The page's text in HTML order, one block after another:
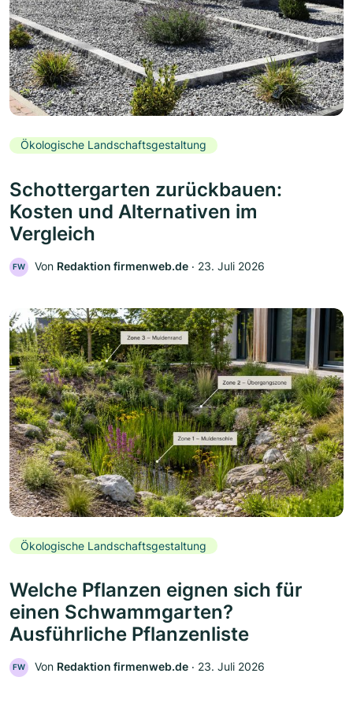
Ökologische Landschaftsgestaltung
Schottergarten zurückbauen:
Kosten und Alternativen im
Vergleich
FW Von Redaktion firmenweb.de ‧ 23. Juli 2026
Ökologische Landschaftsgestaltung
Welche Pflanzen eignen sich für
einen Schwammgarten?
Ausführliche Pflanzenliste
FW Von Redaktion firmenweb.de ‧ 23. Juli 2026